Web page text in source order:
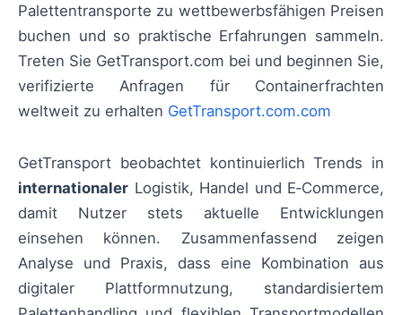
Palettentransporte zu wettbewerbsfähigen Preisen
buchen und so praktische Erfahrungen sammeln.
Treten Sie GetTransport.com bei und beginnen Sie,
verifizierte Anfragen für Containerfrachten
weltweit zu erhalten GetTransport.com.com
GetTransport beobachtet kontinuierlich Trends in
internationaler Logistik, Handel und E‑Commerce,
damit Nutzer stets aktuelle Entwicklungen
einsehen können. Zusammenfassend zeigen
Analyse und Praxis, dass eine Kombination aus
digitaler Plattformnutzung, standardisiertem